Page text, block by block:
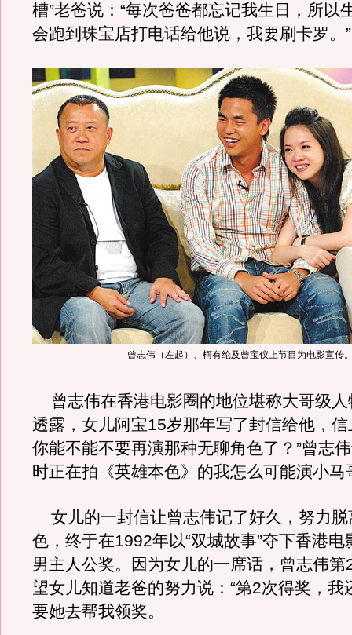
槽”老爸说：“每次爸爸都忘记我生日，所以
会跑到珠宝店打电话给他说，我要刷卡罗。”
曾志伟（左起）、柯有纶及曾宝仪上节目为电影宣传
曾志伟在香港电影圈的地位堪称大哥级人
透露，女儿阿宝15岁那年写了封信给他，信
你能不能不要再演那种无聊角色了？”曾志
时正在拍《英雄本色》的我怎么可能演小马
女儿的一封信让曾志伟记了好久，努力脱
色，终于在1992年以“双城故事”夺下香港电
男主人公奖。因为女儿的一席话，曾志伟第
望女儿知道老爸的努力说：“第2次得奖，我
要她去帮我领奖。